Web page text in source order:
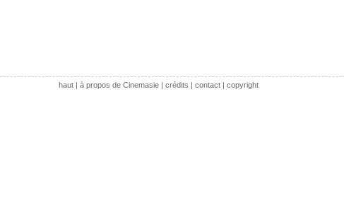
haut| à propos de Cinemasie| crédits | contact| copyright